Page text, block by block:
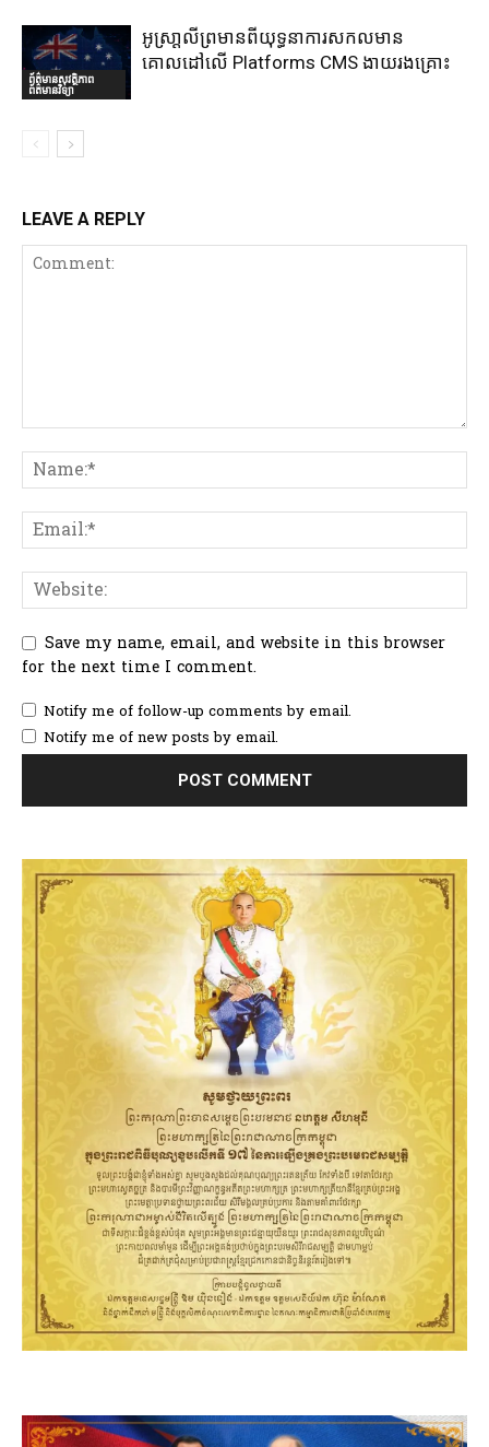
ព័ត៌មានសុវត្ថិភាព
ព័ត៌មានវិទ្យា
អូស្រា្តលីព្រមានពីយុទ្ធនាការសកលមាន
គោលដៅលើ Platforms CMS ងាយរងគ្រោះ
LEAVE A REPLY
Save my name, email, and website in this browser
for the next time I comment.
Notify me of follow-up comments by email.
Notify me of new posts by email.